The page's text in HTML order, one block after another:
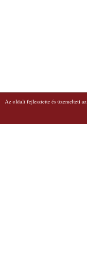
Az oldalt fejlesztette és üzemelteti az